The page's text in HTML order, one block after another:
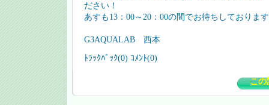
ださい！
あすも13：00～20：00の間でお待ちしておりま
G3AQUALAB 西本
ﾄﾗｯｸﾊﾞｯｸ(0) ｺﾒﾝﾄ(0)
この